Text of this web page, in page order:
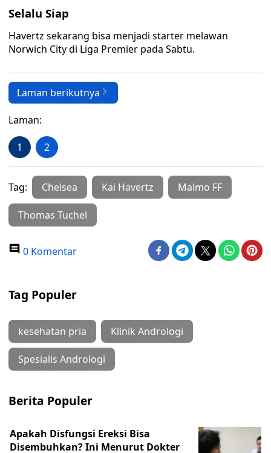
Selalu Siap
Havertz sekarang bisa menjadi starter melawan
Norwich City di Liga Premier pada Sabtu.
Laman berikutnya
Laman:
1 2
Tag: Chelsea Kai Havertz Malmo FF
Thomas Tuchel
0 Komentar
Tag Populer
kesehatan pria Klinik Andrologi
Spesialis Andrologi
Berita Populer
Apakah Disfungsi Ereksi Bisa
Disembuhkan? Ini Menurut Dokter